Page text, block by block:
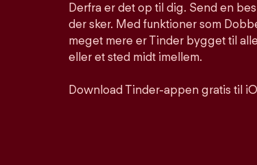
Derfra er det op til dig. Send en
der sker. Med funktioner som
meget mere er Tinder bygget til
eller et sted midt imellem.
Download Tinder-appen gratis til